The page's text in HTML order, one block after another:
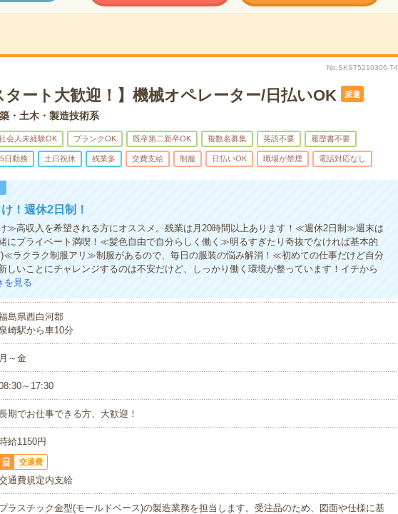
No.SKST5210306-T4
タート大歓迎！】機械オペレーター/日払いOK 派遣
・土木・製造技術系
会人未経験OK ブランクOK 既卒第二新卒OK 複数名募集 英語不要 履歴書不要
日勤務 土日祝休 残業多 交費支給 制服 日払いOK 職場が禁煙 電話対応なし
！週休2日制！
≫高収入を希望される方にオススメ。残業は月20時間以上あります！≪週休2日制≫週末は
にプライベート満喫！≪髪色自由で自分らしく働く≫明るすぎたり奇抜でなければ基本的
)≪ラクラク制服アリ≫制服があるので、毎日の服装の悩み解消！≪初めての仕事だけど自分
しいことにチャレンジするのは不安だけど、しっかり働く環境が整っています！イチから
を見る
島県西白河郡
泉崎駅から車10分
月～金
～17:30
期でお仕事できる方、大歓迎！
時給1150円
交通費
通費規定内支給
プラスチック金型(モールドベース)の製造業務を担当します。受注品のため、図面や仕様に基